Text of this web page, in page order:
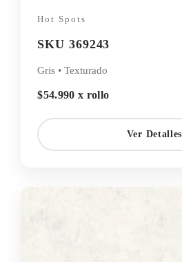
Hot Spots
SKU 369243
Gris • Texturado
$54.990 x rollo
Ver Detalles